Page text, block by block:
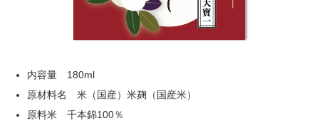
内容量 180ml
原材料名 米（国産）米麹（国産米）
原料米 千本錦100％